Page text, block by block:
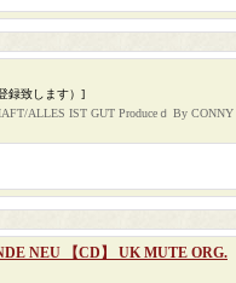
録致します）]
ALLES IST GUT Produceｄ By
NEU 【CD】 UK MUTE ORG.